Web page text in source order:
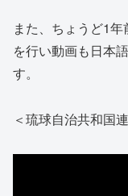
また、ちょうど1年
を行い動画も日本
す。
＜琉球自治共和国